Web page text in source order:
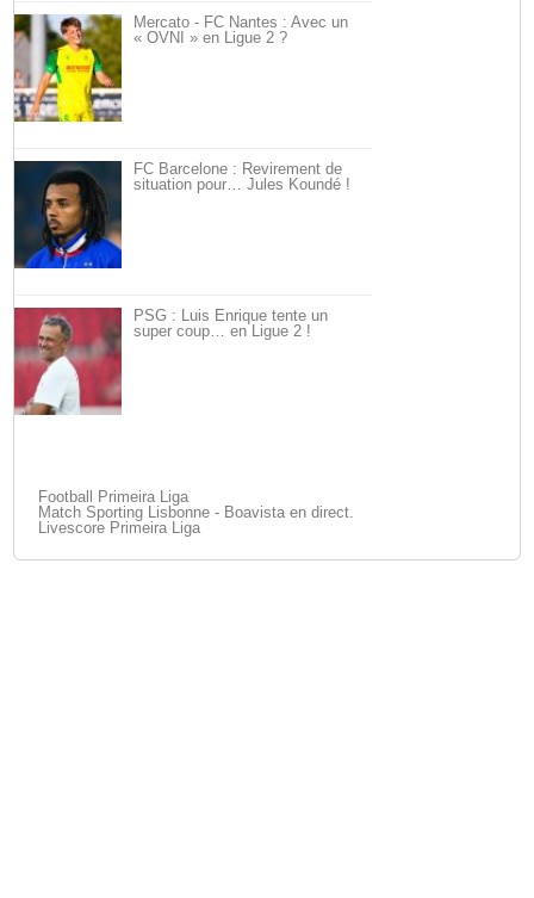
Mercato - FC Nantes : Avec un
« OVNI » en Ligue 2 ?
FC Barcelone : Revirement de
situation pour… Jules Koundé !
PSG : Luis Enrique tente un
super coup… en Ligue 2 !
Football Primeira Liga
Match Sporting Lisbonne - Boavista en direct.
Livescore Primeira Liga